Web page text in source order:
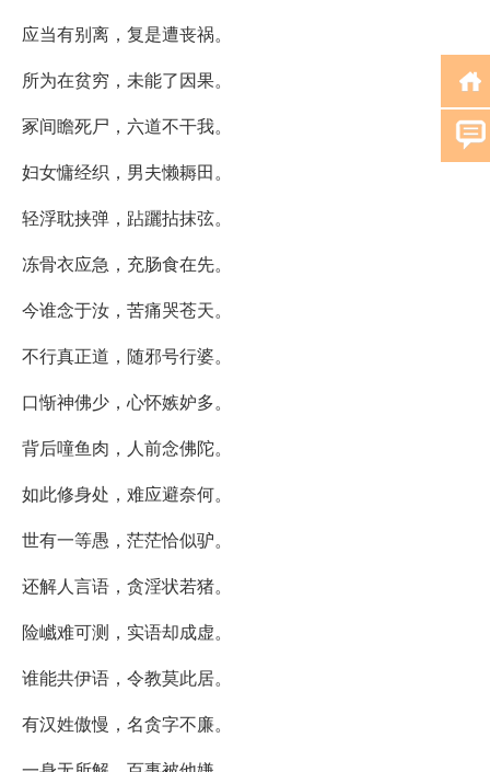
应当有别离，复是遭丧祸。
所为在贫穷，未能了因果。
冢间瞻死尸，六道不干我。
妇女慵经织，男夫懒耨田。
轻浮耽挟弹，跕躧拈抹弦。
冻骨衣应急，充肠食在先。
今谁念于汝，苦痛哭苍天。
不行真正道，随邪号行婆。
口惭神佛少，心怀嫉妒多。
背后噇鱼肉，人前念佛陀。
如此修身处，难应避奈何。
世有一等愚，茫茫恰似驴。
还解人言语，贪淫状若猪。
险巇难可测，实语却成虚。
谁能共伊语，令教莫此居。
有汉姓傲慢，名贪字不廉。